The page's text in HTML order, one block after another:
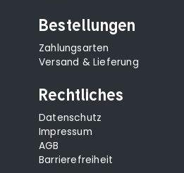
Bestellungen
Zahlungsarten
Versand & Lieferung
Rechtliches
Datenschutz
Impressum
AGB
Barrierefreiheit